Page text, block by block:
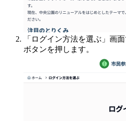
「ログイン方法を選ぶ」画
ボタンを押します。